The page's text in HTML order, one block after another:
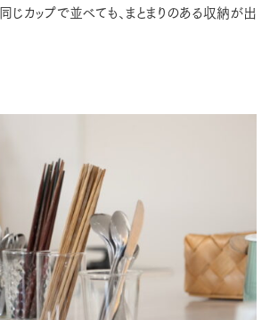
じカップで並べても、まとまりのある収納が出